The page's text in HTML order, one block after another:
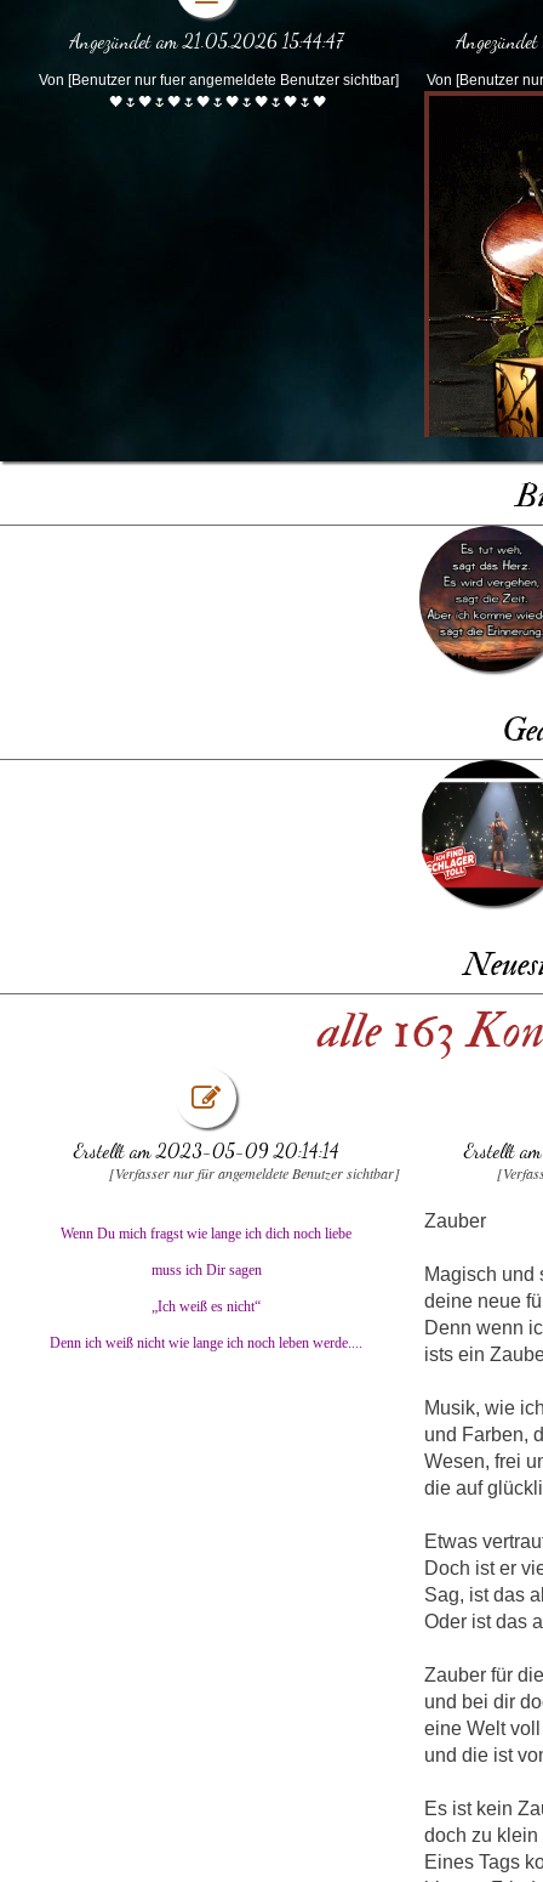
Angezündet am 21.05.2026 15:44:47
Von [Benutzer nur fuer angemeldete Benutzer sichtbar]
🖤🌷🖤🌷🖤🌷🖤🌷🖤🌷🖤🌷🖤🌷🖤
Von [Benutzer
alle 163
Erstellt am 2023-05-09 20:14:14
[Verfasser nur für angemeldete Benutzer sichtbar]
Wenn Du mich fragst wie lange ich dich noch liebe
muss ich Dir sagen
„Ich weiß es nicht“
Denn ich weiß nicht wie lange ich noch leben werde....
Erstellt
Zauber
Magisch und
deine neue
Denn wenn
ists ein
Musik, wie
und Farben,
Wesen, frei
die auf
Etwas
Doch ist er
Sag, ist das
Oder ist das
Zauber für
und bei dir
eine Welt
und die ist
Es ist kein
doch zu klein
Eines Tags